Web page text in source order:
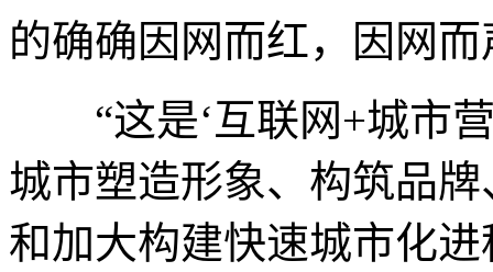
的确确因网而红，因网
“这是‘互联网+城市营
城市塑造形象、构筑品
和加大构建快速城市化